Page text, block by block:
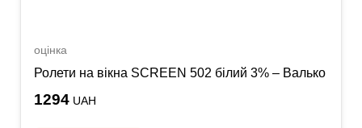
оцінка
Ролети на вікна SCREEN 502 білий 3% – Валько
1294 UAH